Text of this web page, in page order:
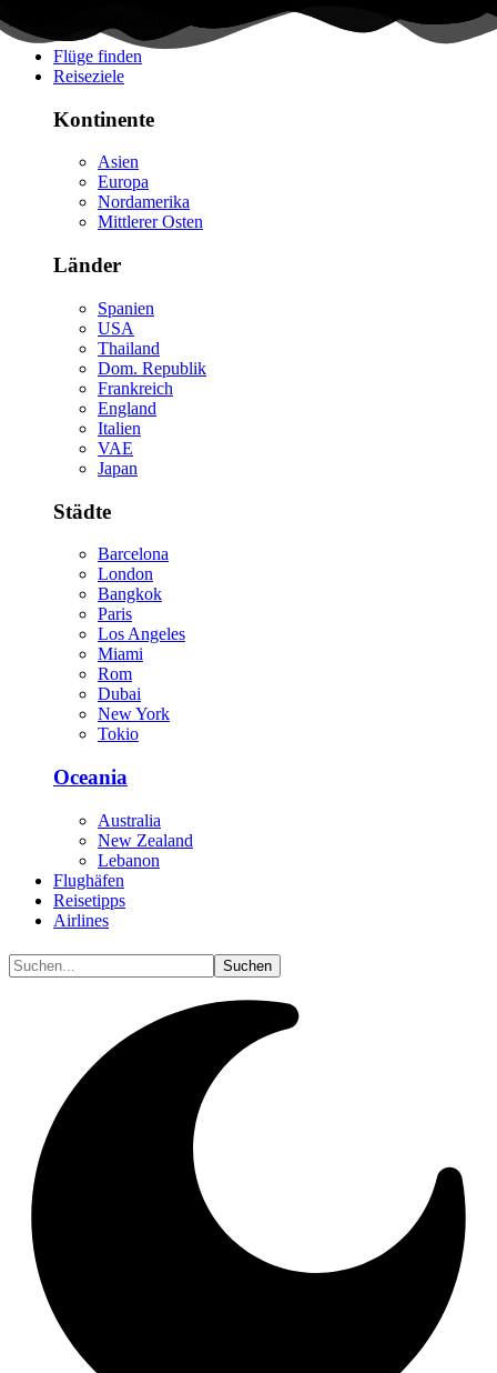
Flüge finden
Reiseziele
Kontinente
Asien
Europa
Nordamerika
Mittlerer Osten
Länder
Spanien
USA
Thailand
Dom. Republik
Frankreich
England
Italien
VAE
Japan
Städte
Barcelona
London
Bangkok
Paris
Los Angeles
Miami
Rom
Dubai
New York
Tokio
Oceania
Australia
New Zealand
Lebanon
Flughäfen
Reisetipps
Airlines